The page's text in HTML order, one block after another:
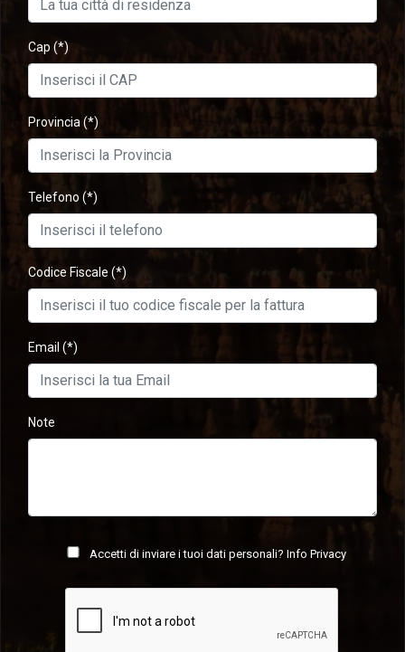
Cap (*)
Provincia (*)
Telefono (*)
Codice Fiscale (*)
Email (*)
Note
Accetti di inviare i tuoi dati personali? Info Privacy